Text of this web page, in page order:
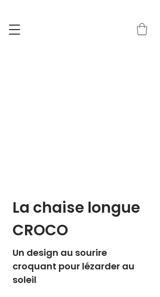
La chaise longue
CROCO
Un design au sourire
croquant pour lézarder au
soleil